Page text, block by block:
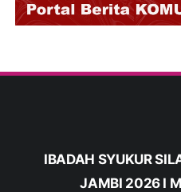
IBADAH SYUKUR
JAMBI 2026 I